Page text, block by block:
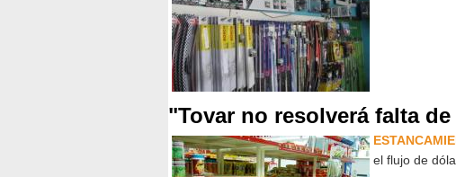
"Tovar no resolverá falta
el flujo de